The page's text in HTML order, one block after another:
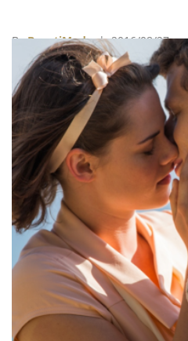
ByBeautiMode| 2016/08/27